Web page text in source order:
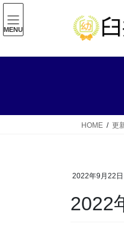
コ
ン
テ
ナ
ビ
ゲ
HOME 更
2022年9月22日
2022
MENU